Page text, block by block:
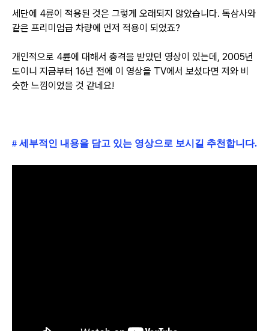
세단에 4륜이 적용된 것은 그렇게 오래되지 않았습니다. 독삼사와
같은 프리미엄급 차량에 먼저 적용이 되었죠?
개인적으로 4륜에 대해서 충격을 받았던 영상이 있는데, 2005년
도이니 지금부터 16년 전에 이 영상을 TV에서 보셨다면 저와 비
슷한 느낌이었을 것 같네요!
# 세부적인 내용을 담고 있는 영상으로 보시길 추천합니다.